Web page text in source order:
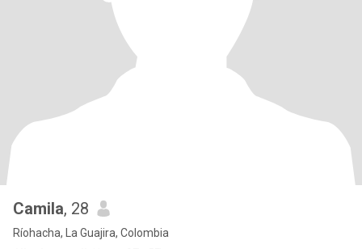
Camila, 28
Ríohacha, La Guajira, Colombia